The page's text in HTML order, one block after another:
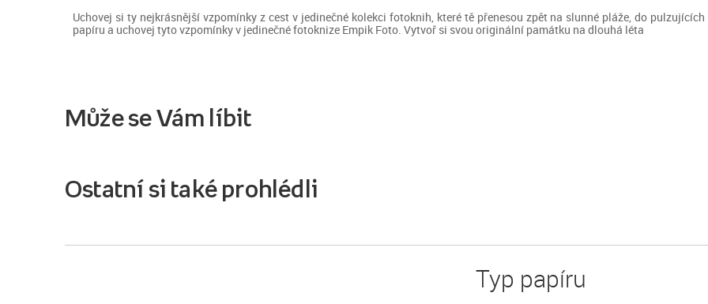
Uchovej si ty nejkrásnější vzpomínky z cest v jedinečné kolekci fotoknih, které tě přenesou zpět na slunné pláže, do
papíru a uchovej tyto vzpomínky v jedinečné fotoknize Empik Foto. Vytvoř si svou originální památku na dlouhá léta
Může se Vám líbit
Ostatní si také prohlédli
Typ papíru